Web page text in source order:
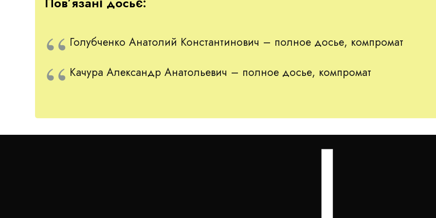
Співробітники зазначають, що Артем Вікторович любить публічно декларувати абсолютно відкриті
залишаються в його кишенях. Більшу частину «тем» Артем Вікторович Шило багато років дбайливо
Голубченко Анатолий Константинович – полное досье, компромат
Качура Александр Анатольевич – полное досье, компромат